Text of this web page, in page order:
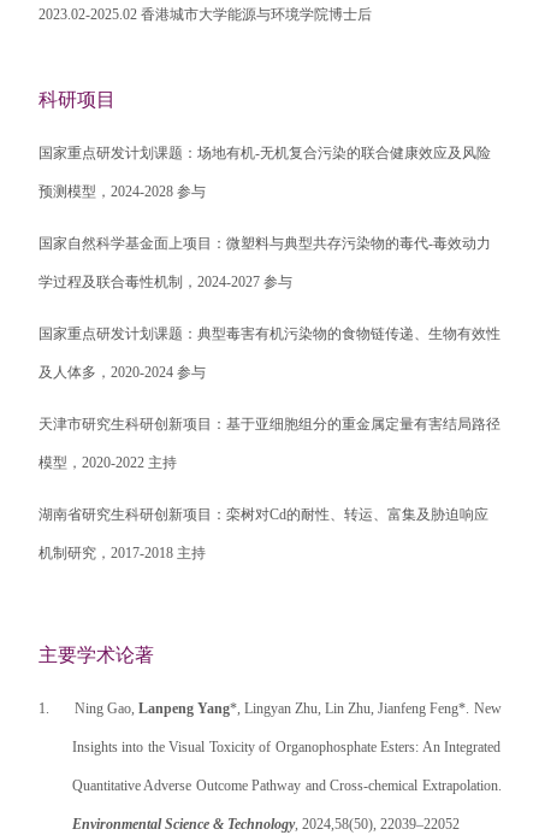
2023.02-2025.02 香港城市大学能源与环境学院博士后
科研项目
国家重点研发计划课题：场地有机-无机复合污染的联合健康效应及风险
预测模型， 2024-2028 参与
国家自然科学基金面上项目：微塑料与典型共存污染物的毒代-毒效动力
学过程及联合毒性机制， 2024-2027 参与
国家重点研发计划课题：典型毒害有机污染物的食物链传递、生物有效性
及人体多， 2020-2024 参与
天津市研究生科研创新项目：基于亚细胞组分的重金属定量有害结局路径
模型， 2020-2022 主持
湖南省研究生科研创新项目：栾树对Cd的耐性、转运、富集及胁迫响应
机制研究， 2017-2018 主持
主要学术论著
1. Ning Gao, Lanpeng Yang*, Lingyan Zhu, Lin Zhu,Jianfeng Feng*. New
Insights into the Visual Toxicity of Organophosphate Esters: An Integrated
Quantitative Adverse Outcome Pathway and Cross-chemical Extrapolation.
Environmental Science & Technology, 2024,58(50), 22039–22052